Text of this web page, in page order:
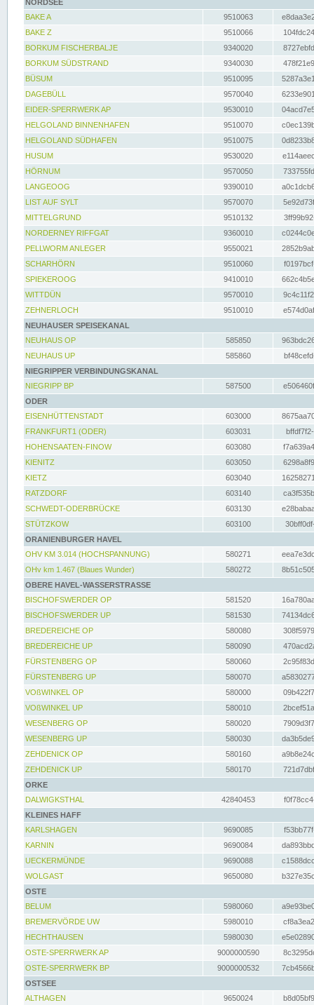
NORDSEE
BAKE A
9510063
BAKE Z
9510066
BORKUM FISCHERBALJE
9340020
BORKUM SÜDSTRAND
9340030
BÜSUM
9510095
DAGEBÜLL
9570040
EIDER-SPERRWERK AP
9530010
HELGOLAND BINNENHAFEN
9510070
HELGOLAND SÜDHAFEN
9510075
HUSUM
9530020
HÖRNUM
9570050
LANGEOOG
9390010
LIST AUF SYLT
9570070
MITTELGRUND
9510132
NORDERNEY RIFFGAT
9360010
PELLWORM ANLEGER
9550021
SCHARHÖRN
9510060
SPIEKEROOG
9410010
WITTDÜN
9570010
ZEHNERLOCH
9510010
NEUHAUSER SPEISEKANAL
NEUHAUS OP
585850
NEUHAUS UP
585860
NIEGRIPPER VERBINDUNGSKANAL
NIEGRIPP BP
587500
ODER
EISENHÜTTENSTADT
603000
FRANKFURT1 (ODER)
603031
HOHENSAATEN-FINOW
603080
KIENITZ
603050
KIETZ
603040
RATZDORF
603140
SCHWEDT-ODERBRÜCKE
603130
STÜTZKOW
603100
ORANIENBURGER HAVEL
OHV KM 3.014 (HOCHSPANNUNG)
580271
OHv km 1.467 (Blaues Wunder)
580272
OBERE HAVEL-WASSERSTRASSE
BISCHOFSWERDER OP
581520
BISCHOFSWERDER UP
581530
BREDEREICHE OP
580080
BREDEREICHE UP
580090
FÜRSTENBERG OP
580060
FÜRSTENBERG UP
580070
VOßWINKEL OP
580000
VOßWINKEL UP
580010
WESENBERG OP
580020
WESENBERG UP
580030
ZEHDENICK OP
580160
ZEHDENICK UP
580170
ORKE
DALWIGKSTHAL
42840453
KLEINES HAFF
KARLSHAGEN
9690085
KARNIN
9690084
UECKERMÜNDE
9690088
WOLGAST
9650080
OSTE
BELUM
5980060
BREMERVÖRDE UW
5980010
HECHTHAUSEN
5980030
OSTE-SPERRWERK AP
9000000590
OSTE-SPERRWERK BP
9000000532
OSTSEE
ALTHAGEN
9650024